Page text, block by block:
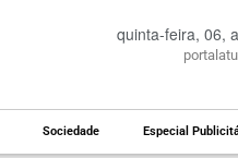
quinta-feira, 06,
Sociedade Especial